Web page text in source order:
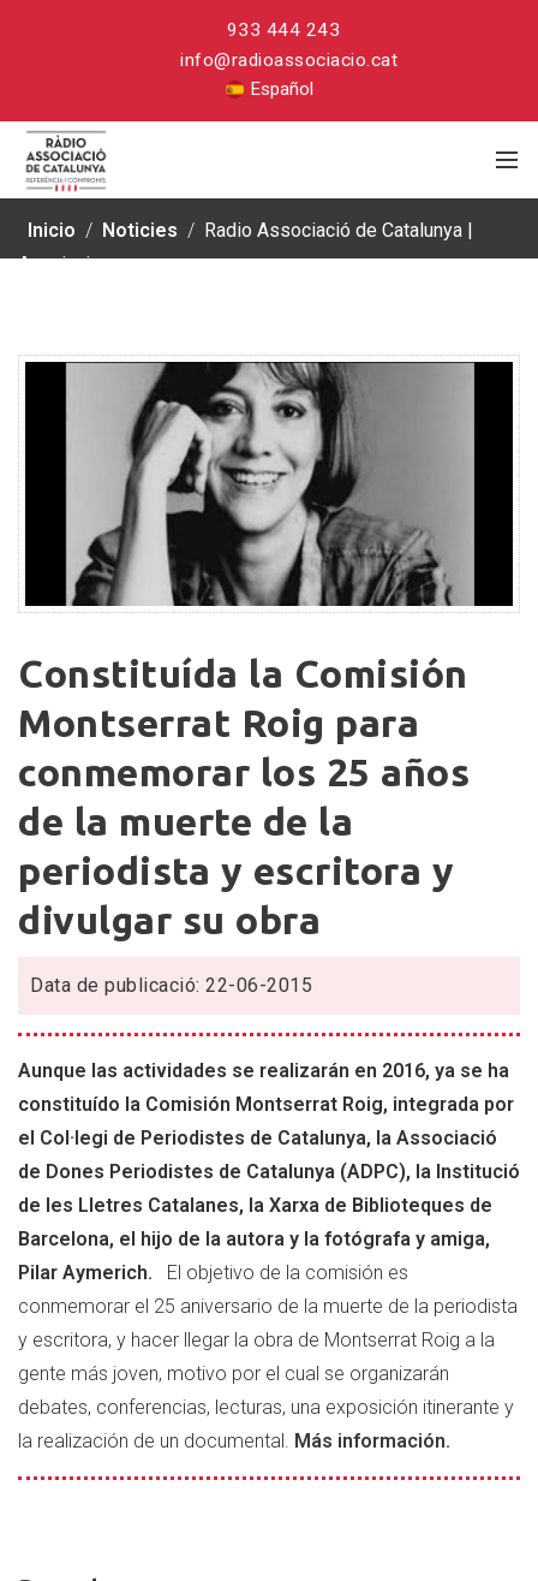
933 444 243
info@radioassociacio.cat
Español
Inicio / Noticies / Radio Associació de Catalunya |
Asociaciones
Constituída
la
Comisión
Montserrat
Roig
para
conmemorar
los
25
años
la
de
la
periodista
y
escritora
y
divulgar
su
obra
Constituída la Comisión
Montserrat Roig para
conmemorar los 25 años
de la muerte de la
periodista y escritora y
divulgar su obra
Data de publicació: 22-06-2015
Aunque las actividades se realizarán en 2016, ya se ha
constituído la Comisión Montserrat Roig, integrada por
el Col·legi de Periodistes de Catalunya, la Associació
de Dones Periodistes de Catalunya (ADPC), la Institució
de les Lletres Catalanes, la Xarxa de Biblioteques de
Barcelona, el hijo de la autora y la fotógrafa y amiga,
Pilar Aymerich.
El objetivo de la comisión es
conmemorar el 25 aniversario de la muerte de la periodista
y escritora, y hacer llegar la obra de Montserrat Roig a la
gente más joven, motivo por el cual se organizarán
debates, conferencias, lecturas, una exposición itinerante y
la realización de un documental. Más información.